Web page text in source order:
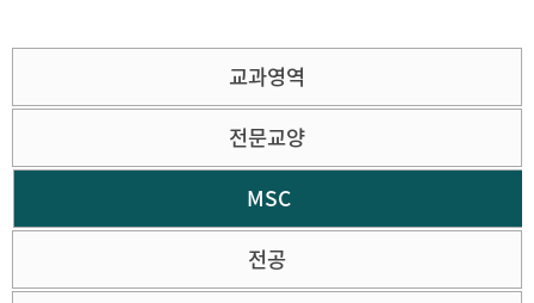
교수
교과영역
전문교양
MSC
전공